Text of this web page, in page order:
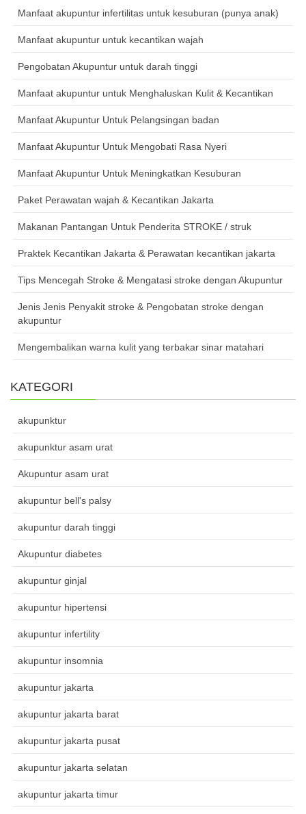
Manfaat akupuntur infertilitas untuk kesuburan (punya anak)
Manfaat akupuntur untuk kecantikan wajah
Pengobatan Akupuntur untuk darah tinggi
Manfaat akupuntur untuk Menghaluskan Kulit & Kecantikan
Manfaat Akupuntur Untuk Pelangsingan badan
Manfaat Akupuntur Untuk Mengobati Rasa Nyeri
Manfaat Akupuntur Untuk Meningkatkan Kesuburan
Paket Perawatan wajah & Kecantikan Jakarta
Makanan Pantangan Untuk Penderita STROKE / struk
Praktek Kecantikan Jakarta & Perawatan kecantikan jakarta
Tips Mencegah Stroke & Mengatasi stroke dengan Akupuntur
Jenis Jenis Penyakit stroke & Pengobatan stroke dengan
akupuntur
Mengembalikan warna kulit yang terbakar sinar matahari
KATEGORI
akupunktur
akupunktur asam urat
Akupuntur asam urat
akupuntur bell's palsy
akupuntur darah tinggi
Akupuntur diabetes
akupuntur ginjal
akupuntur hipertensi
akupuntur infertility
akupuntur insomnia
akupuntur jakarta
akupuntur jakarta barat
akupuntur jakarta pusat
akupuntur jakarta selatan
akupuntur jakarta timur